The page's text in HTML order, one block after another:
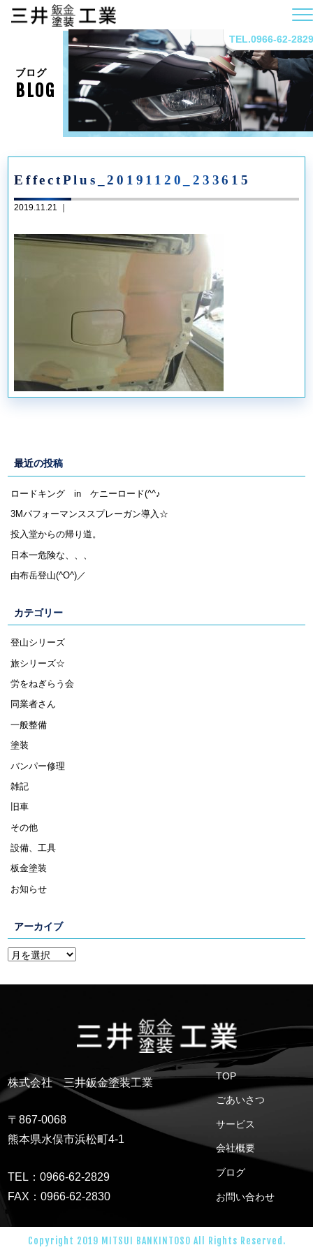
TEL.0966-62-2829
ブログ
BLOG
EffectPlus_20191120_233615
2019.11.21 ｜
最近の投稿
ロードキング in ケニーロード(^^♪
3Mパフォーマンススプレーガン導入☆
投入堂からの帰り道。
日本一危険な、、、
由布岳登山(^O^)／
カテゴリー
登山シリーズ
旅シリーズ☆
労をねぎらう会
同業者さん
一般整備
塗装
バンパー修理
雑記
旧車
その他
設備、工具
板金塗装
お知らせ
アーカイブ
株式会社 三井鈑金塗装工業
〒867-0068
熊本県水俣市浜松町4-1
TEL：0966-62-2829
FAX：0966-62-2830
TOP
ごあいさつ
サービス
会社概要
ブログ
お問い合わせ
Copyright 2019 MITSUI BANKINTOSO All Rights Reserved.